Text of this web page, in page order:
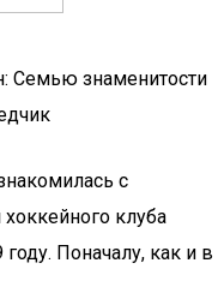
Семью знаменитости
с
клуба
Поначалу, как и в